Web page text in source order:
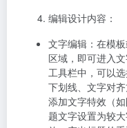
编辑设计内容 ：
文字编辑 ：在模
区域，即可进入
工具栏中，可以
下划线、文字对
添加文字特效（
题文字设置为较